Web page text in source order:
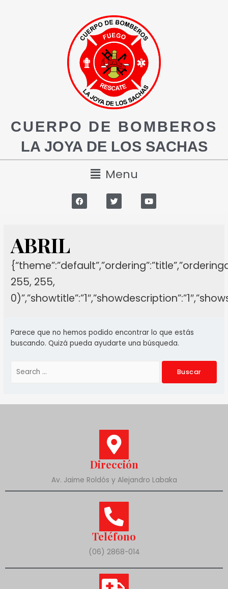
CUERPO DE BOMBEROS
LA JOYA DE LOS SACHAS
Menu
ABRIL
255, 255,
Parece que no hemos podido encontrar lo que estás
buscando. Quizá pueda ayudarte una búsqueda.
Dirección
Av. Jaime Roldós y Alejandro Labaka
Teléfono
(06) 2868-014